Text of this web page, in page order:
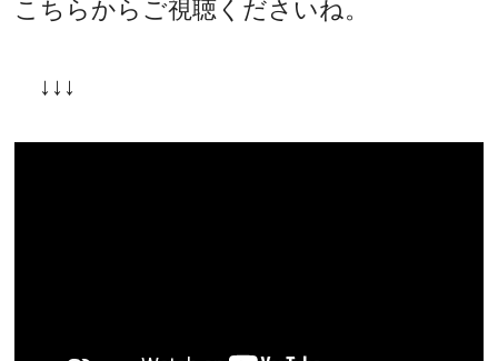
こちらからご視聴くださいね。
↓↓↓